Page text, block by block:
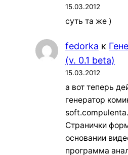
15.03.2012
суть та же )
fedorka к
(v. 0.1 beta)
15.03.2012
а вот теперь
генератор
Странички
основании
программа